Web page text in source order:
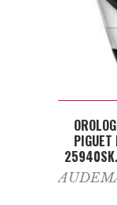
PIGUET